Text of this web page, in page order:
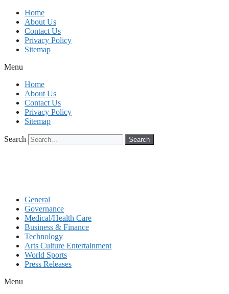
Skip
content
Home
About Us
Contact Us
Privacy Policy
Sitemap
Menu
Home
About Us
Contact Us
Privacy Policy
Sitemap
Search Search
General
Governance
Medical/Health Care
Business & Finance
Technology
Arts Culture Entertainment
World Sports
Press Releases
Menu